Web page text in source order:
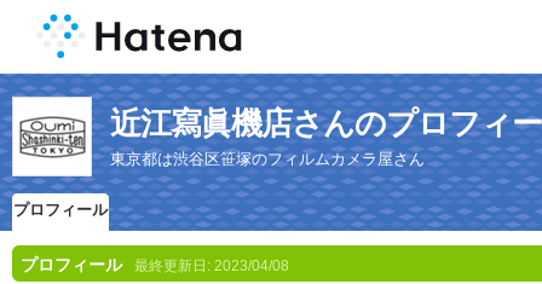
近江寫眞機店さんのプロフィ
東京都は渋谷区笹塚のフィルムカメラ屋さん
プロフィール
プロフィール 最終更新日: 2023/04/08